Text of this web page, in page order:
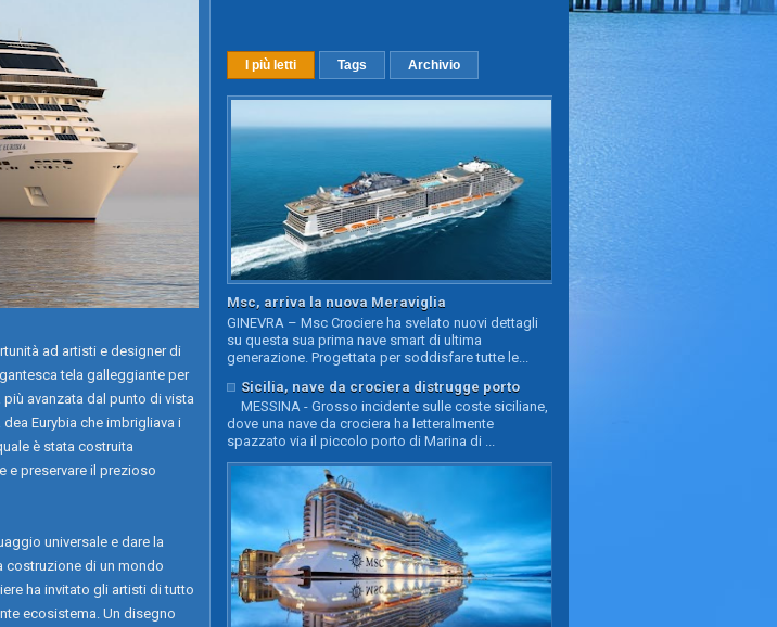
ad artisti e designer di
tela galleggiante per
avanzata dal punto di vista
Eurybia che imbrigliava i
è stata costruita
e preservare il prezioso
universale e dare la
di un mondo
ha invitato gli artisti di tutto
ecosistema. Un disegno
I più letti Tags Archivio
Msc, arriva la nuova Meraviglia
GINEVRA – Msc Crociere ha svelato nuovi dettagli
su questa sua prima nave smart di ultima
generazione. Progettata per soddisfare tutte le...
Sicilia, nave da crociera distrugge porto
MESSINA - Grosso incidente sulle coste siciliane,
dove una nave da crociera ha letteralmente
spazzato via il piccolo porto di Marina di ...